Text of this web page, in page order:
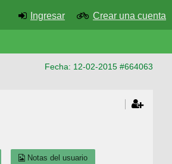
Ingresar Crear una cuenta
Fecha: 12-02-2015 #664063
Notas del usuario